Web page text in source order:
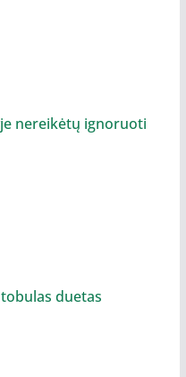
nereikėtų ignoruoti
duetas